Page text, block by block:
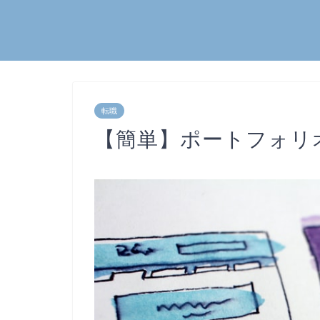
転職
【簡単】ポートフォ